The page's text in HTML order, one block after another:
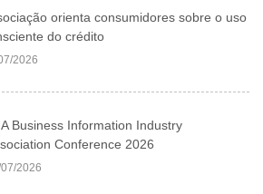
orienta consumidores sobre o uso
do crédito
2026
Business Information Industry
Conference 2026
2026